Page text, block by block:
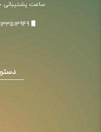
ساعت پشتیبانی